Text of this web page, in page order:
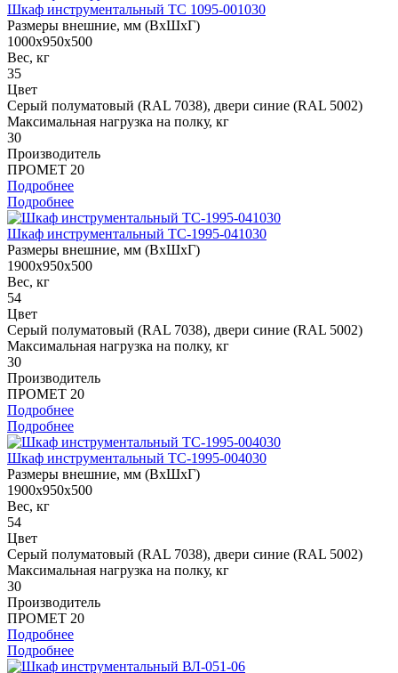
Шкаф инструментальный ТС 1095-001030
Размеры внешние, мм (ВхШхГ)
1000x950x500
Вес, кг
35
Цвет
Cерый полуматовый (RAL 7038), двери синие (RAL 5002)
Максимальная нагрузка на полку, кг
30
Производитель
ПРОМЕТ 20
Подробнее
Подробнее
Шкаф инструментальный TC-1995-041030
Размеры внешние, мм (ВхШхГ)
1900x950x500
Вес, кг
54
Цвет
Cерый полуматовый (RAL 7038), двери синие (RAL 5002)
Максимальная нагрузка на полку, кг
30
Производитель
ПРОМЕТ 20
Подробнее
Подробнее
Шкаф инструментальный TC-1995-004030
Размеры внешние, мм (ВхШхГ)
1900x950x500
Вес, кг
54
Цвет
Cерый полуматовый (RAL 7038), двери синие (RAL 5002)
Максимальная нагрузка на полку, кг
30
Производитель
ПРОМЕТ 20
Подробнее
Подробнее